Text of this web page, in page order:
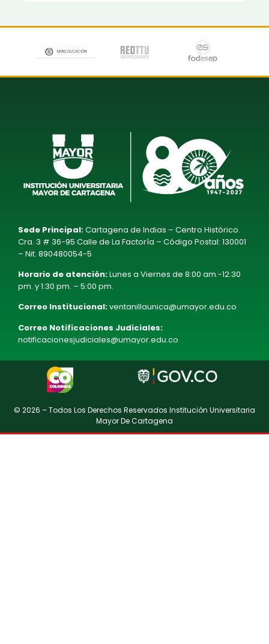
Sede Principal:Cartagena de Indias – Centro Histórico.
Cra. 3 # 36-95 Calle de La Factoría – Código Postal: 130001
– Nit. 890480054-5
Horario de atención:Lunes a Viernes de 8:00 am.-12:30
pm. y 1:30 pm. – 5:00 pm.
Correo Institucional:ventanillaunica@umayor.edu.co
Correo Notificaciones Judiciales:
notificacionesjudiciales@umayor.edu.co
© 2026 – Todos Los Derechos Reservados Institución Universitaria
Mayor De Cartagena